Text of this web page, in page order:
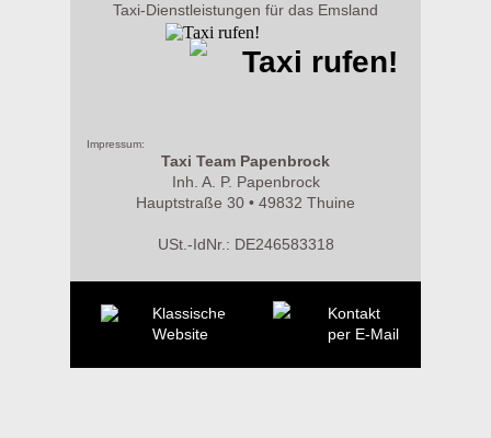
Impressum:
Taxi Team Papenbrock
Inh. A. P. Papenbrock
Hauptstraße 30 • 49832 Thuine
USt.-IdNr.: DE246583318
Taxi-Dienstleistungen für das Emsland
Taxi rufen!
Klassische
Website
Kontakt
per E-Mail